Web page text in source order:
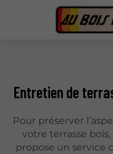
Entretien de
Pour préserver
votre terrasse bois,
propose un service